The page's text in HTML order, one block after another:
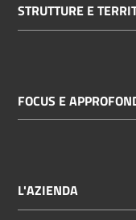
STRUTTURE E
FOCUS E
L'AZIENDA